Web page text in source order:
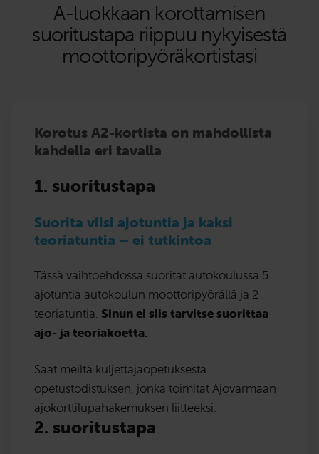
A-luokkaan korottamisen
suoritustapa riippuu nykyisestä
moottoripyöräkortistasi
Korotus A2-kortista on mahdollista
kahdella eri tavalla
1. suoritustapa
Suorita viisi ajotuntia ja kaksi
teoriatuntia – ei tutkintoa
Tässä vaihtoehdossa suoritat autokoulussa 5
ajotuntia autokoulun moottoripyörällä ja 2
teoriatuntia. Sinun ei siis tarvitse suorittaa
ajo- ja teoriakoetta.
Saat meiltä kuljettajaopetuksesta
opetustodistuksen, jonka toimitat Ajovarmaan
ajokorttilupahakemuksen liitteeksi.
2. suoritustapa